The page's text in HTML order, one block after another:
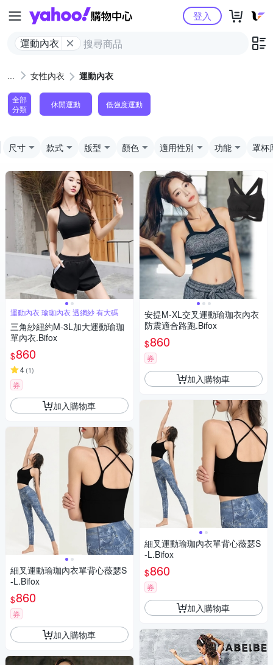
Yahoo購物中心
運動內衣
登入
女性內衣 運動內衣
全部
分類
休閒運動 低強度運動
尺寸 款式 版型 顏色 適用性別 功能 罩杯
運動內衣 瑜珈內衣 透網紗 有大碼
三角紗紐約M-3L加大運動瑜珈
單內衣.Bifox
$860
4(1)
券
加入購物車
細叉運動瑜珈內衣單背心薇瑟S
-L.Bifox
$860
券
加入購物車
安提M-XL交叉運動瑜珈衣內衣
防震適合路跑.Bifox
$860
券
加入購物車
細叉運動瑜珈內衣單背心薇瑟S
-L.Bifox
$860
券
加入購物車